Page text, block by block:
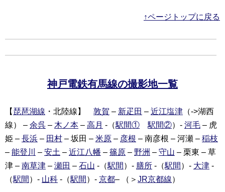
↑ページトップに戻る
神戸電鉄有馬線の撮影地一覧
【 琵琶湖線 ・北陸線】 敦賀 – 新疋田 – 近江塩津 （->湖西
線） – 余呉 – 木ノ本 – 高月 -（駅間① 駅間②）- 河毛 – 虎
姫 – 長浜 – 田村 – 坂田 – 米原 – 彦根 – 南彦根 – 河瀬 – 稲枝
– 能登川 – 安土 – 近江八幡 – 篠原 – 野洲 – 守山 – 栗東 – 草
津 – 南草津 – 瀬田 – 石山 -（駅間 ）- 膳所 -（駅間 ）- 大津 -
（駅間 ）- 山科 -（駅間 ）- 京都– （＞ JR京都線）